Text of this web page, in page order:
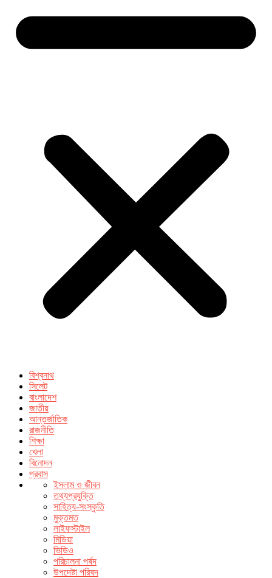
বিশ্বনাথ
সিলেট
বাংলাদেশ
জাতীয়
আন্তর্জাতিক
রাজনীতি
শিক্ষা
খেলা
বিনোদন
প্রবাস
ইসলাম ও জীবন
তথ্যপ্রযুক্তি
সাহিত্য-সংস্কৃতি
মুক্তমত
লাইফস্টাইল
মিডিয়া
ভিডিও
পরিচালনা পর্ষদ
উপদেষ্টা পরিষদ